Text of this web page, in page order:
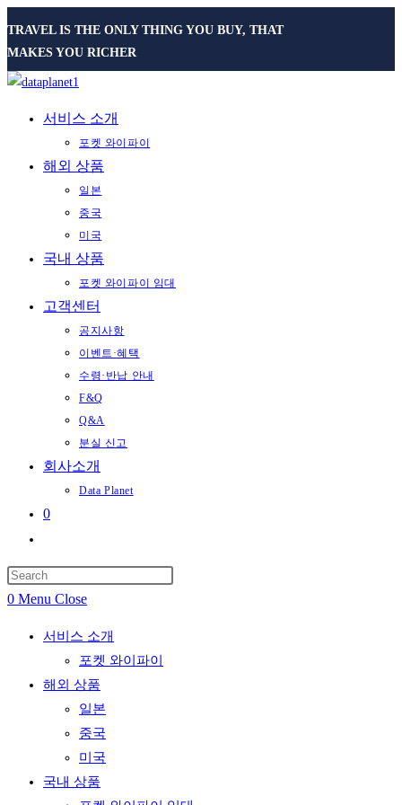
TRAVEL IS THE ONLY THING YOU BUY, THAT
MAKES YOU RICHER
서비스 소개
포켓 와이파이
해외 상품
일본
중국
미국
국내 상품
포켓 와이파이 임대
고객센터
공지사항
이벤트·혜택
수령·반납 안내
F&Q
Q&A
분실 신고
회사소개
Data Planet
0
website
search
0 Menu Close
서비스 소개
포켓 와이파이
해외 상품
일본
중국
미국
국내 상품